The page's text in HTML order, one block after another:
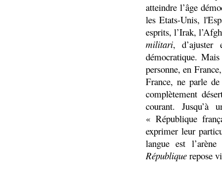
atteindre l’âge
les Etats-Unis,
esprits, l’Irak,
militari, d’ajuster
démocratique.
personne, en
France, ne parle
complètement
courant.
« République
exprimer leur
langue est
Républiquerepose